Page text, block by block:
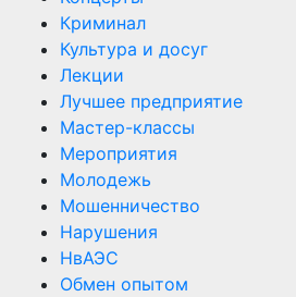
Криминал
Культура и досуг
Лекции
Лучшее предприятие
Мастер-классы
Мероприятия
Молодежь
Мошенничество
Нарушения
НвАЭС
Обмен опытом